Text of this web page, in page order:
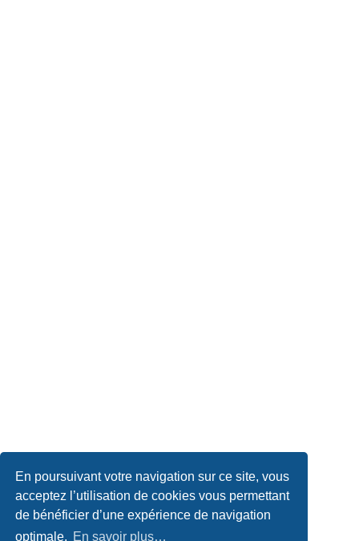
En poursuivant votre navigation sur ce site, vous
acceptez l’utilisation de cookies vous permettant
de bénéficier d’une expérience de navigation
optimale. En savoir plus…